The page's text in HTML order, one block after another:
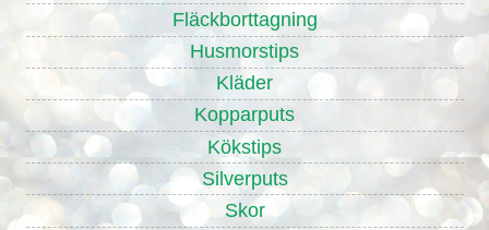
Fläckborttagning
Husmorstips
Kläder
Kopparputs
Kökstips
Silverputs
Skor